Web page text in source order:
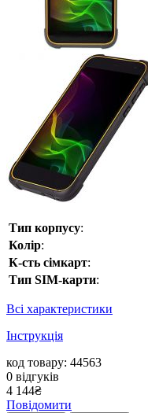
Тип корпусу:
Колір:
К-сть сімкарт:
Тип SIM-карти:
Всі характеристики
Інструкція
код товару: 44563
0 відгуків
4 144₴
Повідомити